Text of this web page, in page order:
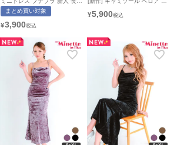
ラウンジ チェック柄 低身長 谷
間 フリル ウエスト切り替え 黒
サイズ対応) | myMinette/マイ
まとめ買い対象
¥3,900
メイド ドレス (みのり着
用/S~XLサイズ対応) |
¥5,900